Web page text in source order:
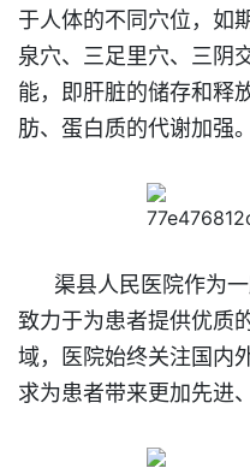
于人体的不同穴位，如
泉穴、三足里穴、三阴
能，即肝脏的储存和释
肪、蛋白质的代谢加强。
渠县人民医院作为一
致力于为患者提供优质
域，医院始终关注国内
求为患者带来更加先进